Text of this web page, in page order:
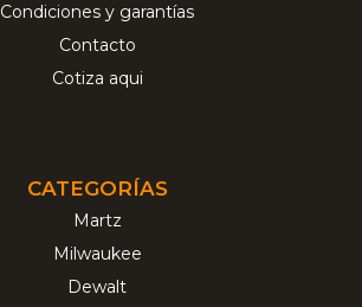
Condiciones y garantías
Contacto
Cotiza aqui
CATEGORÍAS
Martz
Milwaukee
Dewalt